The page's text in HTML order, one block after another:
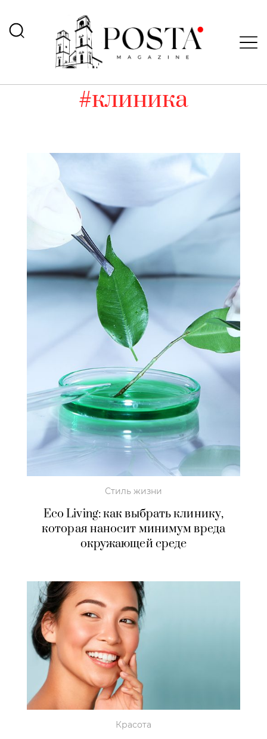
#клиника
Стиль жизни
Eco Living: как выбрать клинику,
которая наносит минимум вреда
окружающей среде
Красота